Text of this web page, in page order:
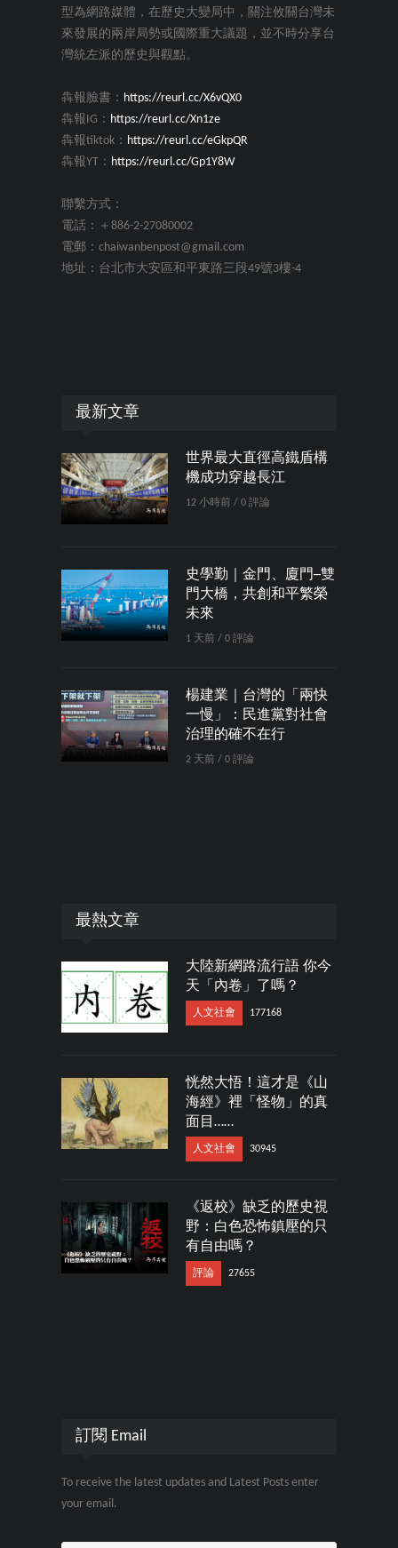
型為網路媒體，在歷史大變局中，關注攸關台灣未
來發展的兩岸局勢或國際重大議題，並不時分享台
灣統左派的歷史與觀點。
犇報臉書： https://reurl.cc/X6vQX0
犇報IG： https://reurl.cc/Xn1ze
犇報tiktok： https://reurl.cc/eGkpQR
犇報YT： https://reurl.cc/Gp1Y8W
聯繫方式：
電話：＋886-2-27080002
電郵：chaiwanbenpost@gmail.com
地址：台北市大安區和平東路三段49號3樓-4
最新文章
世界最大直徑高鐵盾構
機成功穿越長江
12 小時前 / 0 評論
史學勤｜金門、廈門─雙
門大橋，共創和平繁榮
未來
1 天前 / 0 評論
楊建業｜台灣的「兩快
一慢」：民進黨對社會
治理的確不在行
2 天前 / 0 評論
最熱文章
大陸新網路流行語 你今
天「內卷」了嗎？
人文社會 177168
恍然大悟！這才是《山
海經》裡「怪物」的真
面目……
人文社會 30945
《返校》缺乏的歷史視
野：白色恐怖鎮壓的只
有自由嗎？
評論 27655
訂閱 Email
To receive the latest updates and Latest Posts enter
your email.